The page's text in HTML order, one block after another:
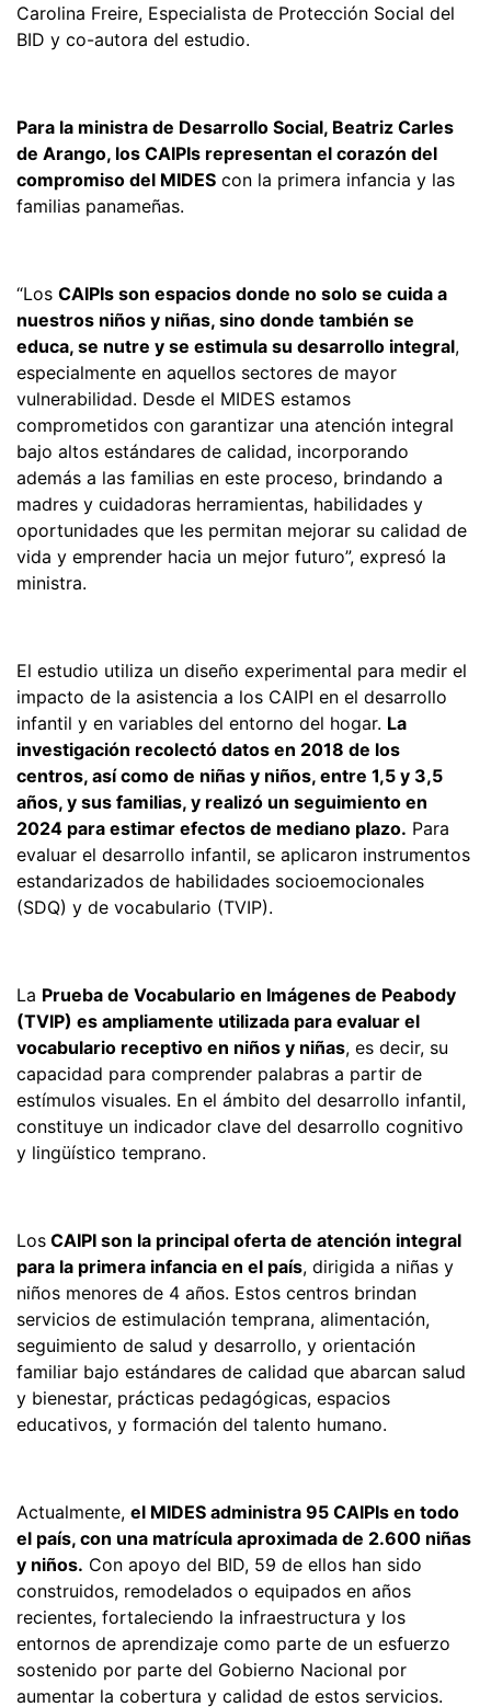
Carolina Freire, Especialista de Protección Social del
BID y co-autora del estudio.
Para la ministra de Desarrollo Social, Beatriz Carles
de Arango, los CAIPIs representan el corazón del
compromiso del MIDES con la primera infancia y las
familias panameñas.
“Los CAIPIs son espacios donde no solo se cuida a
nuestros niños y niñas, sino donde también se
educa, se nutre y se estimula su desarrollo integral,
especialmente en aquellos sectores de mayor
vulnerabilidad. Desde el MIDES estamos
comprometidos con garantizar una atención integral
bajo altos estándares de calidad, incorporando
además a las familias en este proceso, brindando a
madres y cuidadoras herramientas, habilidades y
oportunidades que les permitan mejorar su calidad de
vida y emprender hacia un mejor futuro”, expresó la
ministra.
El estudio utiliza un diseño experimental para medir el
impacto de la asistencia a los CAIPI en el desarrollo
infantil y en variables del entorno del hogar. La
investigación recolectó datos en 2018 de los
centros, así como de niñas y niños, entre 1,5 y 3,5
años, y sus familias, y realizó un seguimiento en
2024 para estimar efectos de mediano plazo. Para
evaluar el desarrollo infantil, se aplicaron instrumentos
estandarizados de habilidades socioemocionales
(SDQ) y de vocabulario (TVIP).
La Prueba de Vocabulario en Imágenes de Peabody
(TVIP) es ampliamente utilizada para evaluar el
vocabulario receptivo en niños y niñas, es decir, su
capacidad para comprender palabras a partir de
estímulos visuales. En el ámbito del desarrollo infantil,
constituye un indicador clave del desarrollo cognitivo
y lingüístico temprano.
Los CAIPI son la principal oferta de atención integral
para la primera infancia en el país, dirigida a niñas y
niños menores de 4 años. Estos centros brindan
servicios de estimulación temprana, alimentación,
seguimiento de salud y desarrollo, y orientación
familiar bajo estándares de calidad que abarcan salud
y bienestar, prácticas pedagógicas, espacios
educativos, y formación del talento humano.
Actualmente, el MIDES administra 95 CAIPIs en todo
el país, con una matrícula aproximada de 2.600 niñas
y niños. Con apoyo del BID, 59 de ellos han sido
construidos, remodelados o equipados en años
recientes, fortaleciendo la infraestructura y los
entornos de aprendizaje como parte de un esfuerzo
sostenido por parte del Gobierno Nacional por
aumentar la cobertura y calidad de estos servicios.